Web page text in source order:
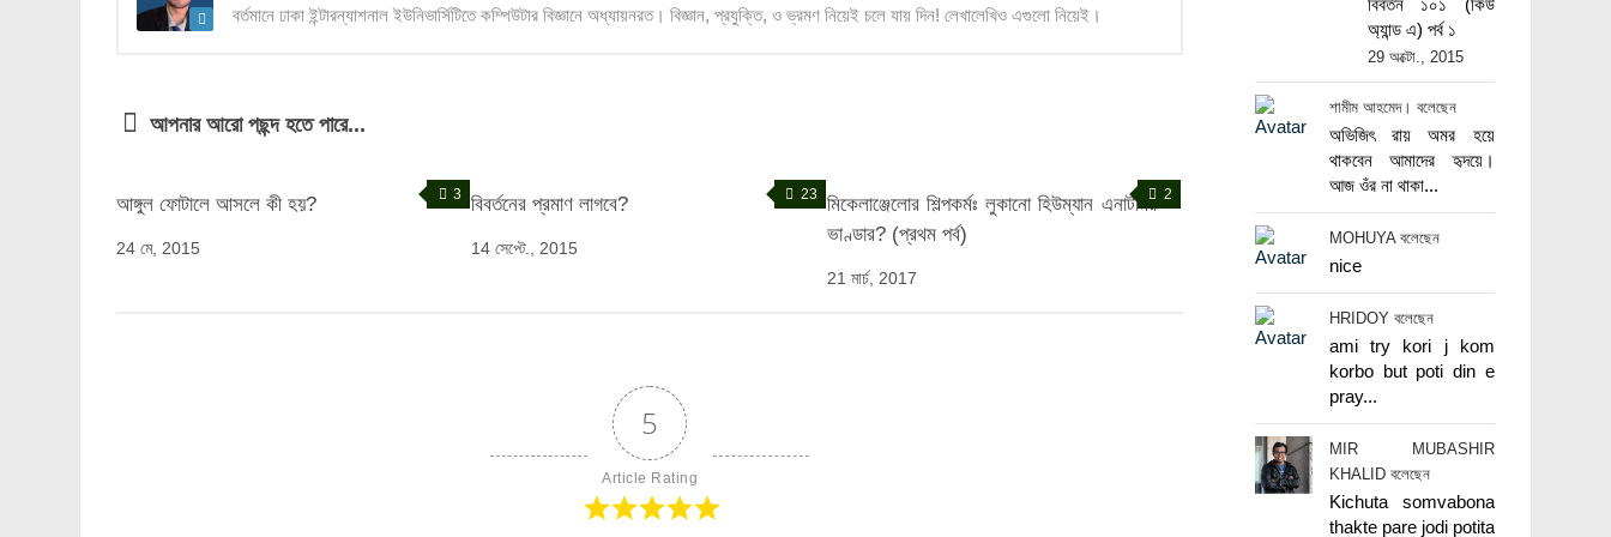
বর্তমানে ঢাকা ইন্টারন্যাশনাল ইউনিভার্সিটিতে কম্পিউটার বিজ্ঞানে অধ্যায়নরত। বিজ্ঞান, প্রযুক্তি, ও ভ্রমণ নিয়েই চলে যায় দিন! লেখালেখিও এগুলো নিয়েই।
আপনার আরো পছন্দ হতে পারে...
3
আঙ্গুল ফোটালে আসলে কী হয়?
24 মে, 2015
23
বিবর্তনের প্রমাণ লাগবে?
14 সেপ্টে., 2015
2
মিকেলাঞ্জেলোর শিল্পকর্মঃ লুকানো হিউম্যান এনাটমির
ভাণ্ডার? (প্রথম পর্ব)
21 মার্চ, 2017
5
Article Rating
বিবর্তন ১০১ (কিউ
অ্যান্ড এ) পর্ব ১
29 অক্টো., 2015
শামীম আহমেদ। বলেছেন
অভিজিৎ রায় অমর হয়ে
থাকবেন আমাদের হৃদয়ে।
আজ ওঁর না থাকা...
MOHUYA বলেছেন
nice
HRIDOY বলেছেন
ami try kori j kom
korbo but poti din e
pray...
MIR MUBASHIR
KHALID বলেছেন
Kichuta somvabona
thakte pare jodi potita